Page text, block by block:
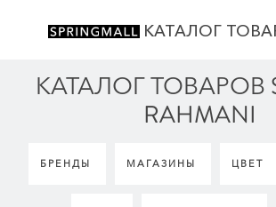
КАТАЛОГ
КАТАЛОГ ТОВАРОВ
RAHMANI
БРЕНДЫ МАГАЗИНЫ ЦВЕТ